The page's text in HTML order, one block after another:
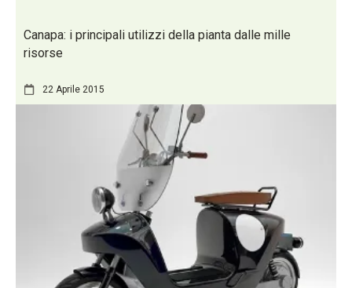
Canapa: i principali utilizzi della pianta dalle mille
risorse
22 Aprile 2015